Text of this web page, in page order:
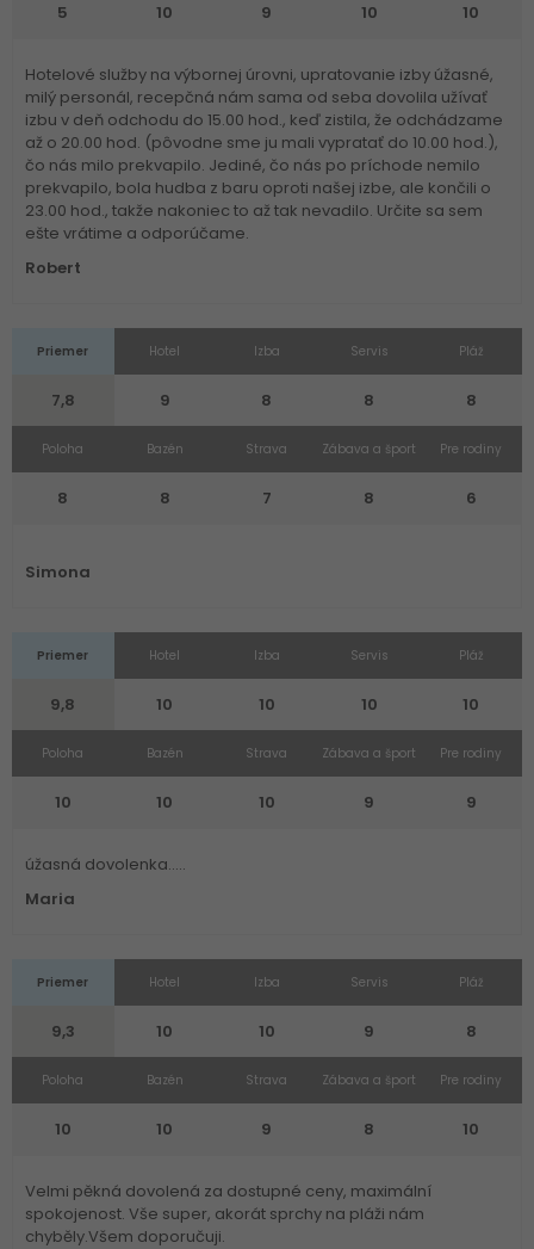
5 10 9 10 10
Hotelové služby na výbornej úrovni, upratovanie izby úžasné,
milý personál, recepčná nám sama od seba dovolila užívať
izbu v deň odchodu do 15.00 hod., keď zistila, že odchádzame
až o 20.00 hod. (pôvodne sme ju mali vypratať do 10.00 hod.),
čo nás milo prekvapilo. Jediné, čo nás po príchode nemilo
prekvapilo, bola hudba z baru oproti našej izbe, ale končili o
23.00 hod., takže nakoniec to až tak nevadilo. Určite sa sem
ešte vrátime a odporúčame.
Robert
Priemer
7,8
Hotel
9
Izba
8
Servis
8
Pláž
8
Poloha
8
Bazén
8
Strava
7
Zábava a šport
8
Pre rodiny
6
Simona
Priemer
9,8
Hotel
10
Izba
10
Servis
10
Pláž
10
Poloha
10
Bazén
10
Strava
10
Zábava a šport
9
Pre rodiny
9
úžasná dovolenka.....
Maria
Priemer
9,3
Hotel
10
Izba
10
Servis
9
Pláž
8
Poloha
10
Bazén
10
Strava
9
Zábava a šport
8
Pre rodiny
10
Velmi pěkná dovolená za dostupné ceny, maximální
spokojenost. Vše super, akorát sprchy na pláži nám
chyběly.Všem doporučuji.